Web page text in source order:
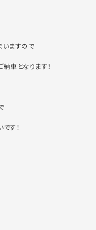
いますので
車となります！
す！